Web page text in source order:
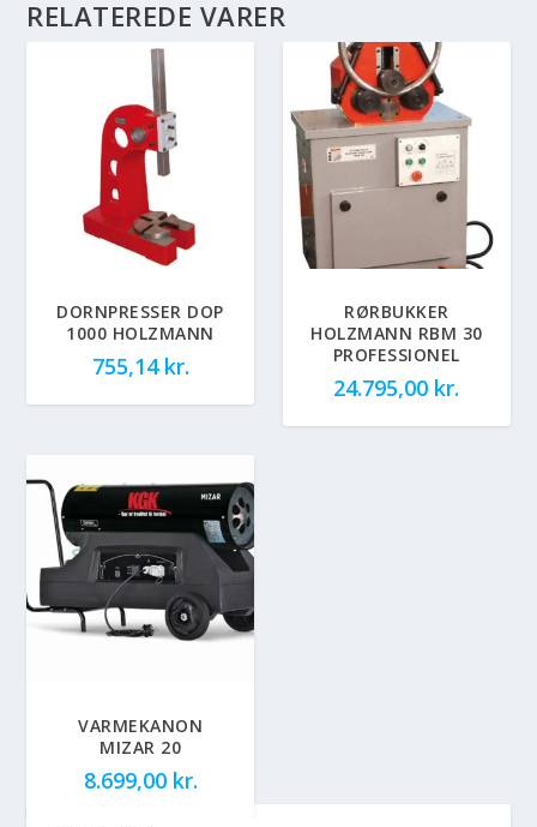
RELATEREDE VARER
DORNPRESSER DOP
1000 HOLZMANN
755,14 kr.
RØRBUKKER
HOLZMANN RBM 30
PROFESSIONEL
24.795,00 kr.
VARMEKANON
MIZAR 20
8.699,00 kr.